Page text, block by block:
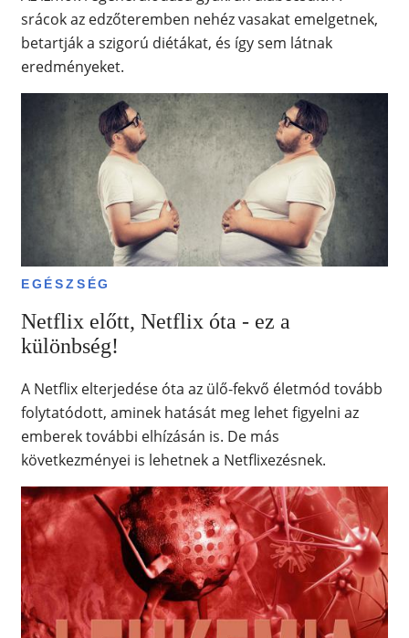
srácok az edzőteremben nehéz vasakat emelgetnek,
betartják a szigorú diétákat, és így sem látnak
eredményeket.
EGÉSZSÉG
Netflix előtt, Netflix óta - ez a
különbség!
A Netflix elterjedése óta az ülő-fekvő életmód tovább
folytatódott, aminek hatását meg lehet figyelni az
emberek további elhízásán is. De más
következményei is lehetnek a Netflixezésnek.